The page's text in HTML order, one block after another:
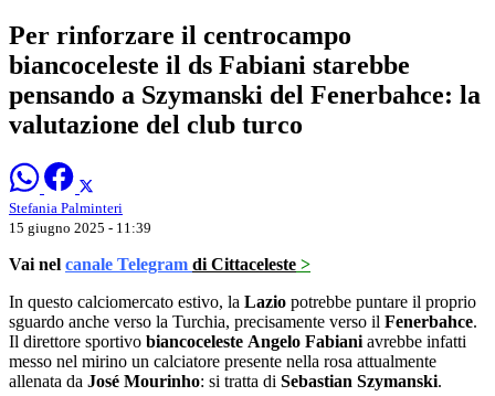
Per rinforzare il centrocampo
biancoceleste il ds Fabiani starebbe
pensando a Szymanski del Fenerbahce: la
valutazione del club turco
Stefania Palminteri
15 giugno 2025 - 11:39
Vai nel canale Telegram di Cittaceleste >
In questo calciomercato estivo, la Lazio potrebbe puntare il proprio
sguardo anche verso la Turchia, precisamente verso il Fenerbahce.
Il direttore sportivo biancoceleste Angelo Fabiani avrebbe infatti
messo nel mirino un calciatore presente nella rosa attualmente
allenata da José Mourinho: si tratta di Sebastian Szymanski.